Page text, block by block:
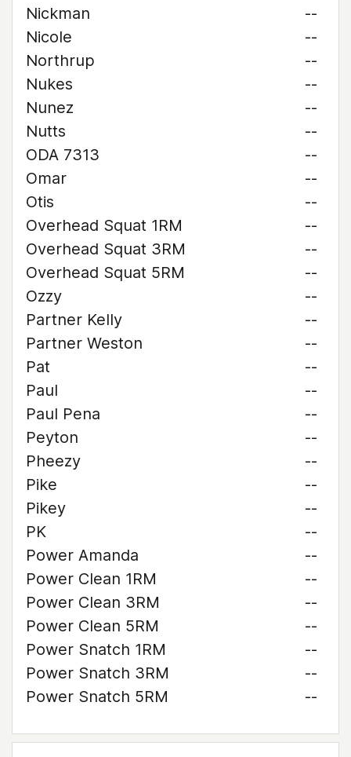
Nickman
--
Nicole
--
Northrup
--
Nukes
--
Nunez
--
Nutts
--
ODA 7313
--
Omar
--
Otis
--
Overhead Squat 1RM
--
Overhead Squat 3RM
--
Overhead Squat 5RM
--
Ozzy
--
Partner Kelly
--
Partner Weston
--
Pat
--
Paul
--
Paul Pena
--
Peyton
--
Pheezy
--
Pike
--
Pikey
--
PK
--
Power Amanda
--
Power Clean 1RM
--
Power Clean 3RM
--
Power Clean 5RM
--
Power Snatch 1RM
--
Power Snatch 3RM
--
Power Snatch 5RM
--